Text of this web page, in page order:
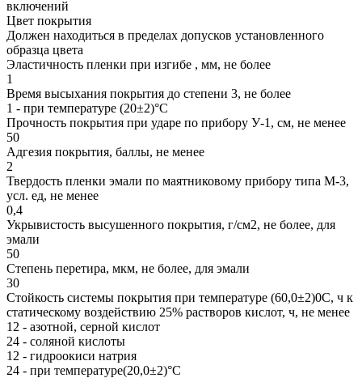
включений
Цвет покрытия
Должен находиться в пределах допусков установленного
образца цвета
Эластичность пленки при изгибе , мм, не более
1
Время высыхания покрытия до степени 3, не более
1 - при температуре (20±2)°С
Прочность покрытия при ударе по прибору У-1, см, не менее
50
Адгезия покрытия, баллы, не менее
2
Твердость пленки эмали по маятниковому прибору типа М-3,
усл. ед, не менее
0,4
Укрывистость высушенного покрытия, г/см2, не более, для
эмали
50
Степень перетира, мкм, не более, для эмали
30
Стойкость системы покрытия при температуре (60,0±2)0С, ч к
статическому воздействию 25% растворов кислот, ч, не менее
12 - азотной, серной кислот
24 - соляной кислоты
12 - гидроокиси натрия
24 - при температуре(20,0±2)°С